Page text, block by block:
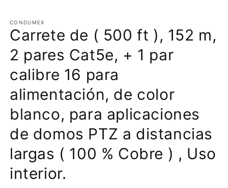
multimedia
1
en
ventana
modal
CONDUMEX
Carrete de ( 500 ft ), 152 m,
2 pares Cat5e, + 1 par
calibre 16 para
alimentación, de color
blanco, para aplicaciones
de domos PTZ a distancias
largas ( 100 % Cobre ) , Uso
interior.